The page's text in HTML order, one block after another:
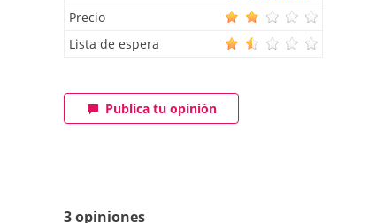
Precio
Lista de espera
Publica tu opinión
3 opiniones